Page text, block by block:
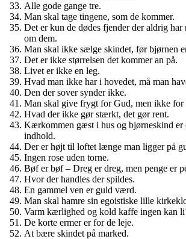
Alle gode gange tre.
Man skal tage tingene, som de kommer.
Det er kun de dødes fjender der aldrig har
om dem.
Man skal ikke sælge skindet, før bjørnen
Det er ikke størrelsen det kommer an på.
Livet er ikke en leg.
Hvad man ikke har i hovedet, må man
Den der sover synder ikke.
Man skal give frygt for Gud, men ikke for
Hvad der ikke gør stærkt, det gør rent.
Kærkommen gæst i hus og bjørneskind er
indhold.
Der er højt til loftet længe man ligger på
Ingen rose uden torne.
Bøf er bøf – Dreg er dreg, men penge er
Hvor der handles der spildes.
En gammel ven er guld værd.
Man skal hamre sin egoistiske lille
Varm kærlighed og kold kaffe ingen kan
De korte ermer er for de leje.
At bære skindet på marked.